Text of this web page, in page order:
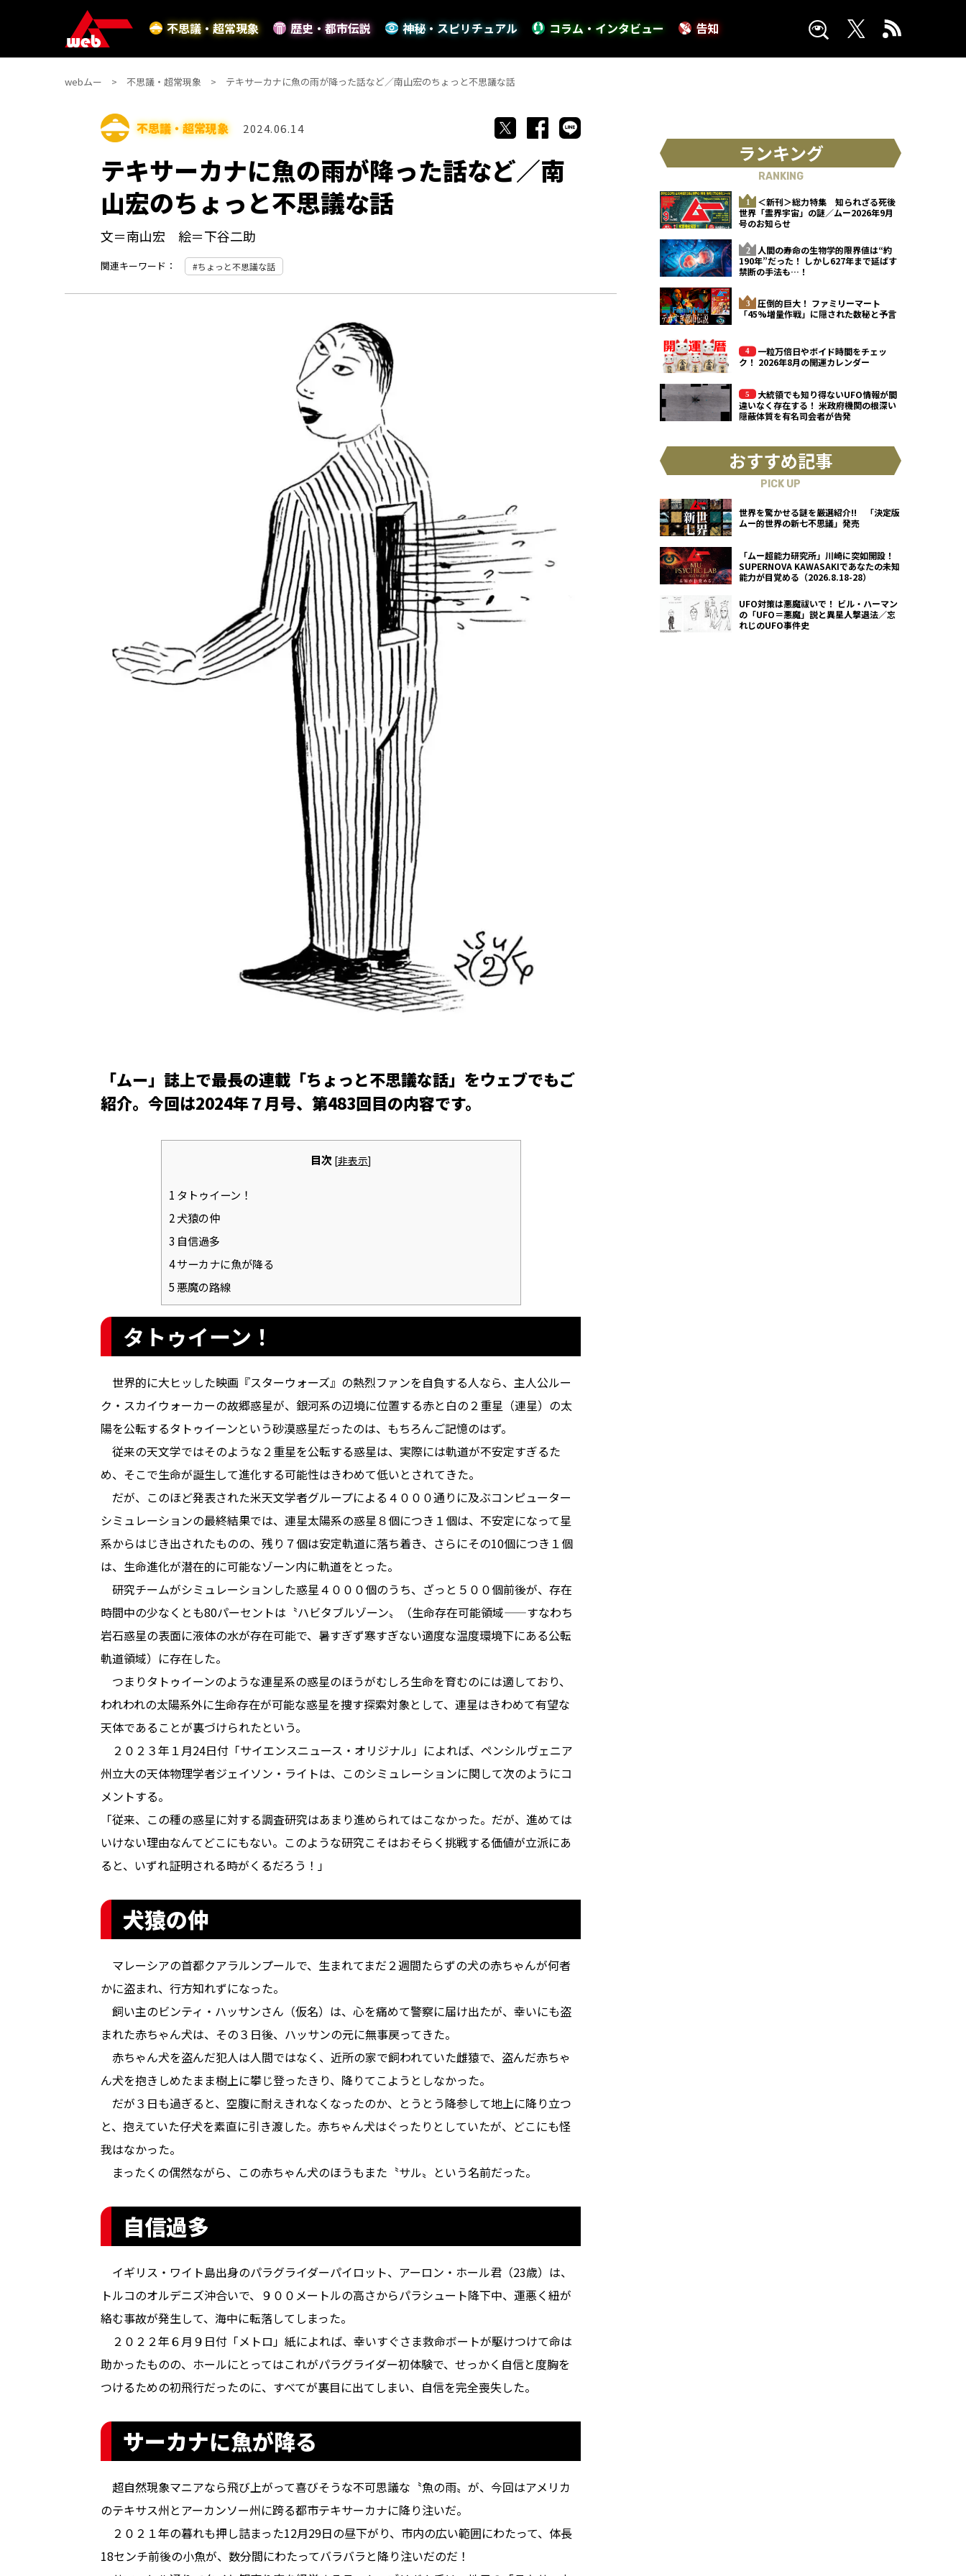
不思議・超常現象 歴史・都市伝説 神秘・スピリチュアル コラム・インタビュー 告知
webムー 不思議・超常現象 テキサーカナに魚の雨が降った話など／南山宏のちょっと不思議な話
不思議・超常現象 2024.06.14
テキサーカナに魚の雨が降った話など／南
山宏のちょっと不思議な話
文＝南山宏 絵＝下谷二助
関連キーワード： ちょっと不思議な話
「ムー」誌上で最長の連載「ちょっと不思議な話」をウェブでもご
紹介。今回は2024年７月号、第483回目の内容です。
目次 [非表示]
1 タトゥイーン！
2犬猿の仲
3 自信過多
4サーカナに魚が降る
5悪魔の路線
タトゥイーン！
世界的に大ヒッした映画『スターウォーズ』の熱烈ファンを自負する人なら、主人公ルー
ク・スカイウォーカーの故郷惑星が、銀河系の辺境に位置する赤と白の２重星（連星）の太
陽を公転するタトゥイーンという砂漠惑星だったのは、もちろんご記憶のはず。
従来の天文学ではそのような２重星を公転する惑星は、実際には軌道が不安定すぎるた
め、そこで生命が誕生して進化する可能性はきわめて低いとされてきた。
だが、このほど発表された米天文学者グループによる４０００通りに及ぶコンピューター
シミュレーションの最終結果では、連星太陽系の惑星８個につき１個は、不安定になって星
系からはじき出されたものの、残り７個は安定軌道に落ち着き、さらにその10個につき１個
は、生命進化が潜在的に可能なゾーン内に軌道をとった。
研究チームがシミュレーションした惑星４０００個のうち、ざっと５００個前後が、存在
時間中の少なくとも80パーセントは〝ハビタブルゾーン〟（生命存在可能領域——すなわち
岩石惑星の表面に液体の水が存在可能で、暑すぎず寒すぎない適度な温度環境下にある公転
軌道領域）に存在した。
つまりタトゥイーンのような連星系の惑星のほうがむしろ生命を育むのには適しており、
われわれの太陽系外に生命存在が可能な惑星を捜す探索対象として、連星はきわめて有望な
天体であることが裏づけられたという。
２０２３年１月24日付「サイエンスニュース・オリジナル」によれば、ペンシルヴェニア
州立大の天体物理学者ジェイソン・ライトは、このシミュレーションに関して次のようにコ
メントする。
「従来、この種の惑星に対する調査研究はあまり進められてはこなかった。だが、進めては
いけない理由なんてどこにもない。このような研究こそはおそらく挑戦する価値が立派にあ
ると、いずれ証明される時がくるだろう！」
犬猿の仲
マレーシアの首都クアラルンプールで、生まれてまだ２週間たらずの犬の赤ちゃんが何者
かに盗まれ、行方知れずになった。
飼い主のビンティ・ハッサンさん（仮名）は、心を痛めて警察に届け出たが、幸いにも盗
まれた赤ちゃん犬は、その３日後、ハッサンの元に無事戻ってきた。
赤ちゃん犬を盗んだ犯人は人間ではなく、近所の家で飼われていた雌猿で、盗んだ赤ちゃ
ん犬を抱きしめたまま樹上に攀じ登ったきり、降りてこようとしなかった。
だが３日も過ぎると、空腹に耐えきれなくなったのか、とうとう降参して地上に降り立つ
と、抱えていた仔犬を素直に引き渡した。赤ちゃん犬はぐったりとしていたが、どこにも怪
我はなかった。
まったくの偶然ながら、この赤ちゃん犬のほうもまた〝サル〟という名前だった。
自信過多
イギリス・ワイト島出身のパラグライダーパイロット、アーロン・ホール君（23歳）は、
トルコのオルデニズ沖合いで、９００メートルの高さからパラシュート降下中、運悪く紐が
絡む事故が発生して、海中に転落してしまった。
２０２２年６月９日付「メトロ」紙によれば、幸いすぐさま救命ボートが駆けつけて命は
助かったものの、ホールにとってはこれがパラグライダー初体験で、せっかく自信と度胸を
つけるための初飛行だったのに、すべてが裏目に出てしまい、自信を完全喪失した。
サーカナに魚が降る
超自然現象マニアなら飛び上がって喜びそうな不可思議な〝魚の雨〟が、今回はアメリカ
のテキサス州とアーカンソー州に跨る都市テキサーカナに降り注いだ。
２０２１年の暮れも押し詰まった12月29日の昼下がり、市内の広い範囲にわたって、体長
18センチ前後の小魚が、数分間にわたってバラバラと降り注いだのだ！
ランキング
RANKING
＜新刊＞総力特集 知られざる死後
世界「霊界宇宙」の謎／ムー2026年9月
号のお知らせ
人間の寿命の生物学的限界値は“約
190年”だった！ しかし627年まで延ばす
禁断の手法も…！
圧倒的巨大！ ファミリーマート
「45%増量作戦」に隠された数秘と予言
一粒万倍日やボイド時間をチェッ
ク！ 2026年8月の開運カレンダー
大統領でも知り得ないUFO情報が間
違いなく存在する！ 米政府機関の根深い
隠蔽体質を有名司会者が告発
おすすめ記事
PICK UP
世界を驚かせる謎を厳選紹介!! 「決定版
ムー的世界の新七不思議」発売
「ムー超能力研究所」川崎に突如開設！
SUPERNOVA KAWASAKIであなたの未知
能力が目覚める（2026.8.18-28）
UFO対策は悪魔祓いで！ ビル・ハーマン
の「UFO＝悪魔」説と異星人撃退法／忘
れじのUFO事件史